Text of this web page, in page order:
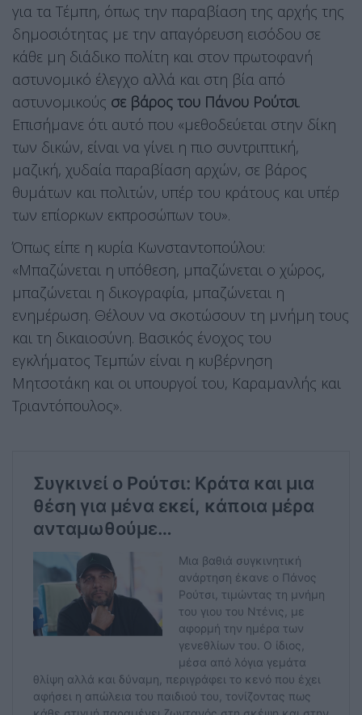
για τα Τέμπη, όπως την παραβίαση της αρχής της
δημοσιότητας με την απαγόρευση εισόδου σε
κάθε μη διάδικο πολίτη και στον πρωτοφανή
αστυνομικό έλεγχο αλλά και στη βία από
αστυνομικούς σε βάρος του Πάνου Ρούτσι.
Επισήμανε ότι αυτό που «μεθοδεύεται στην δίκη
των δικών, είναι να γίνει η πιο συντριπτική,
μαζική, χυδαία παραβίαση αρχών, σε βάρος
θυμάτων και πολιτών, υπέρ του κράτους και υπέρ
των επίορκων εκπροσώπων του».
Όπως είπε η κυρία Κωνσταντοπούλου:
«Μπαζώνεται η υπόθεση, μπαζώνεται ο χώρος,
μπαζώνεται η δικογραφία, μπαζώνεται η
ενημέρωση. Θέλουν να σκοτώσουν τη μνήμη τους
και τη δικαιοσύνη. Βασικός ένοχος του
εγκλήματος Τεμπών είναι η κυβέρνηση
Μητσοτάκη και οι υπουργοί του, Καραμανλής και
Τριαντόπουλος».